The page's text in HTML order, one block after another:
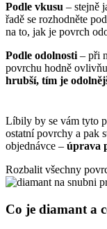
Podle vkusu – stejně
řadě se rozhodněte
na to, jak je povrch
Podle odolnosti – při
povrchu hodně
hrubší, tím je
Líbily by se vám tyto
ostatní povrchy a pak
objednávce – úprava
Rozbalit všechny
Co je diamant a